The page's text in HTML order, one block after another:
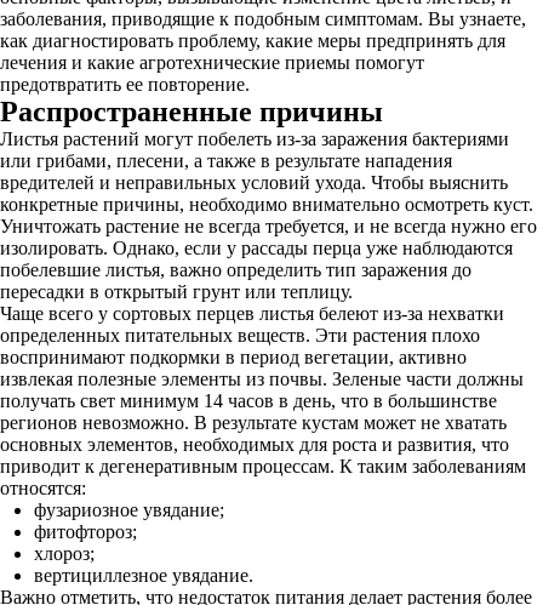
заболевания, приводящие к подобным симптомам. Вы узнаете,
как диагностировать проблему, какие меры предпринять для
лечения и какие агротехнические приемы помогут
предотвратить ее повторение.
Распространенные причины
Листья растений могут побелеть из-за заражения бактериями
или грибами, плесени, а также в результате нападения
вредителей и неправильных условий ухода. Чтобы выяснить
конкретные причины, необходимо внимательно осмотреть куст.
Уничтожать растение не всегда требуется, и не всегда нужно его
изолировать. Однако, если у рассады перца уже наблюдаются
побелевшие листья, важно определить тип заражения до
пересадки в открытый грунт или теплицу.
Чаще всего у сортовых перцев листья белеют из-за нехватки
определенных питательных веществ. Эти растения плохо
воспринимают подкормки в период вегетации, активно
извлекая полезные элементы из почвы. Зеленые части должны
получать свет минимум 14 часов в день, что в большинстве
регионов невозможно. В результате кустам может не хватать
основных элементов, необходимых для роста и развития, что
приводит к дегенеративным процессам. К таким заболеваниям
относятся:
фузариозное увядание;
фитофтороз;
хлороз;
вертициллезное увядание.
Важно отметить, что недостаток питания делает растения более